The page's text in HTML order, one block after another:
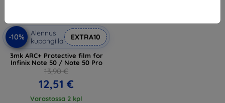
-10%
Alennus
kupongilla
EXTRA10
3mk ARC+ Protective film for
Infinix Note 50 / Note 50 Pro
13,90 €
12,51 €
Varastossa 2 kpl